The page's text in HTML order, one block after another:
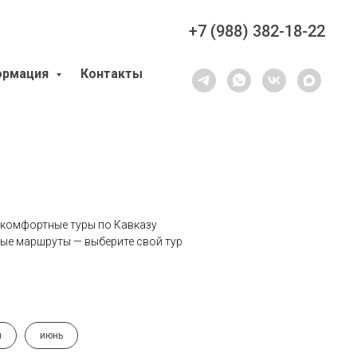
+7 (988) 382-18-22
Контакты
туры по Кавказу
маршруты — выберите свой тур
июнь